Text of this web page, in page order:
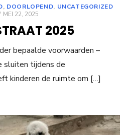
, DOORLOPEND, UNCATEGORIZED
POSTED
MEI 22, 2025
2025
bepaalde voorwaarden –
sluiten tijdens de
kinderen de ruimte om […]